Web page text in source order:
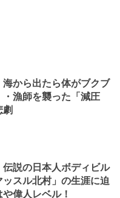
海から出たら体がブクブ
・漁師を襲った「減圧
伝説の日本人ボディビル
ッスル北村」の生涯に迫
偉人レベル！